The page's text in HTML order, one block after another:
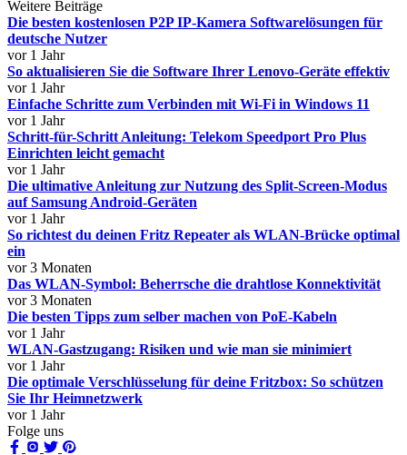
Weitere Beiträge
Die besten kostenlosen P2P IP-Kamera Softwarelösungen für
deutsche Nutzer
vor 1 Jahr
So aktualisieren Sie die Software Ihrer Lenovo-Geräte effektiv
vor 1 Jahr
Einfache Schritte zum Verbinden mit Wi-Fi in Windows 11
vor 1 Jahr
Schritt-für-Schritt Anleitung: Telekom Speedport Pro Plus
Einrichten leicht gemacht
vor 1 Jahr
Die ultimative Anleitung zur Nutzung des Split-Screen-Modus
auf Samsung Android-Geräten
vor 1 Jahr
So richtest du deinen Fritz Repeater als WLAN-Brücke optimal
ein
vor 3 Monaten
Das WLAN-Symbol: Beherrsche die drahtlose Konnektivität
vor 3 Monaten
Die besten Tipps zum selber machen von PoE-Kabeln
vor 1 Jahr
WLAN-Gastzugang: Risiken und wie man sie minimiert
vor 1 Jahr
Die optimale Verschlüsselung für deine Fritzbox: So schützen
Sie Ihr Heimnetzwerk
vor 1 Jahr
Folge uns